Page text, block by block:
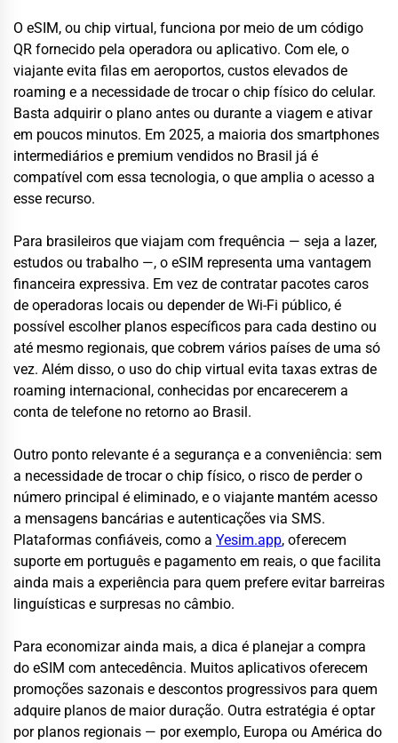
O eSIM, ou chip virtual, funciona por meio de um código
QR fornecido pela operadora ou aplicativo. Com ele, o
viajante evita filas em aeroportos, custos elevados de
roaming e a necessidade de trocar o chip físico do celular.
Basta adquirir o plano antes ou durante a viagem e ativar
em poucos minutos. Em 2025, a maioria dos smartphones
intermediários e premium vendidos no Brasil já é
compatível com essa tecnologia, o que amplia o acesso a
esse recurso.
Para brasileiros que viajam com frequência — seja a lazer,
estudos ou trabalho —, o eSIM representa uma vantagem
financeira expressiva. Em vez de contratar pacotes caros
de operadoras locais ou depender de Wi-Fi público, é
possível escolher planos específicos para cada destino ou
até mesmo regionais, que cobrem vários países de uma só
vez. Além disso, o uso do chip virtual evita taxas extras de
roaming internacional, conhecidas por encarecerem a
conta de telefone no retorno ao Brasil.
Outro ponto relevante é a segurança e a conveniência: sem
a necessidade de trocar o chip físico, o risco de perder o
número principal é eliminado, e o viajante mantém acesso
a mensagens bancárias e autenticações via SMS.
Plataformas confiáveis, como a Yesim.app, oferecem
suporte em português e pagamento em reais, o que facilita
ainda mais a experiência para quem prefere evitar barreiras
linguísticas e surpresas no câmbio.
Para economizar ainda mais, a dica é planejar a compra
do eSIM com antecedência. Muitos aplicativos oferecem
promoções sazonais e descontos progressivos para quem
adquire planos de maior duração. Outra estratégia é optar
por planos regionais — por exemplo, Europa ou América do